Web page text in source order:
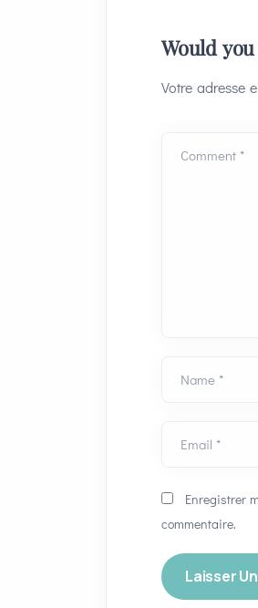
Would
Votre adresse
Comment *
Name *
Email *
Enregistrer
commentaire.